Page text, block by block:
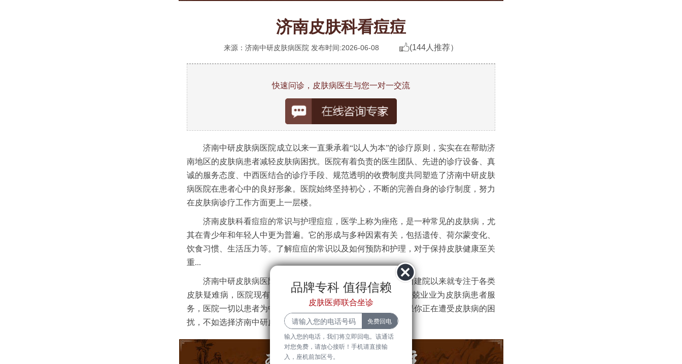
济南皮肤科看痘痘
来源：济南中研皮肤病医院 发布时间:2026-06-08 (144人推荐）
快速问诊，皮肤病医生与您一对一交流
济南中研皮肤病医院成立以来一直秉承着“以人为本”的诊疗原则，实实在在帮助济
南地区的皮肤病患者减轻皮肤病困扰。医院有着负责的医生团队、先进的诊疗设备、真
诚的服务态度、中西医结合的诊疗手段、规范透明的收费制度共同塑造了济南中研皮肤
病医院在患者心中的良好形象。医院始终坚持初心，不断的完善自身的诊疗制度，努力
在皮肤病诊疗工作方面更上一层楼。
济南皮肤科看痘痘的常识与护理痘痘，医学上称为痤疮，是一种常见的皮肤病，尤
其在青少年和年轻人中更为普遍。它的形成与多种因素有关，包括遗传、荷尔蒙变化、
饮食习惯、生活压力等。了解痘痘的常识以及如何预防和护理，对于保持皮肤健康至关
重...
济南中研皮肤病医院有一批临床经验丰富的皮肤科医师，自建院以来就专注于各类
皮肤疑难病，医院现有一批经验丰富的医师团队长期坐诊，兢兢业业为皮肤病患者服
务，医院一切以患者为中心，不断引进先进的疗法和仪器，如果你正在遭受皮肤病的困
扰，不如选择济南中研皮肤病医院。
品牌专科 值得信赖
皮肤医师联合坐诊
输入您的电话，我们将立即回电。该通话
对您免费，请放心接听！手机请直接输
入，座机前加区号。